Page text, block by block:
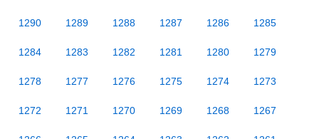
1290 1289 1288 1287 1286 1285
1284 1283 1282 1281 1280 1279
1278 1277 1276 1275 1274 1273
1272 1271 1270 1269 1268 1267